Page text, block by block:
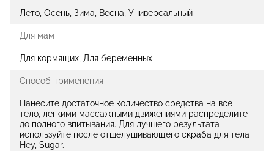
Лето, Осень, Зима, Весна, Универсальный
Для мам
Для кормящих, Для беременных
Способ применения
Нанесите достаточное количество средства на все
тело, легкими массажными движениями распределите
до полного впитывания. Для лучшего результата
используйте после отшелушивающего скраба для тела
Hey, Sugar.